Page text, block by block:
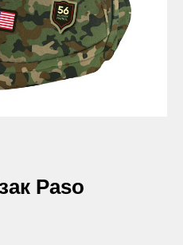
Paso